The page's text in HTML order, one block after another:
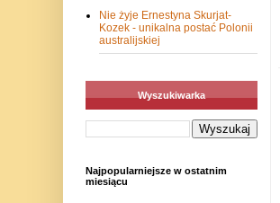
Nie żyje Ernestyna Skurjat-
Kozek - unikalna postać Polonii
australijskiej
Wyszukiwarka
Najpopularniejsze w ostatnim
miesiącu